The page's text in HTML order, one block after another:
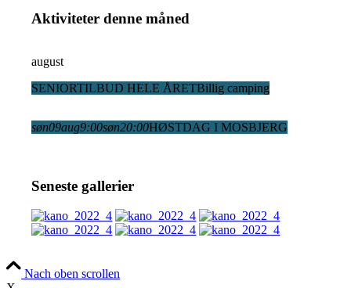
Aktiviteter denne måned
august
SENIORTILBUD HELE ÅRETBillig camping
søn09aug9:00søn20:00HØSTDAG I MOSBJERG
Seneste gallerier
Nach oben scrollen